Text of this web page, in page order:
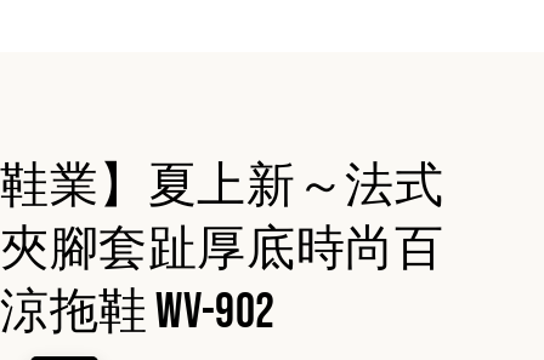
業】夏上新～法式
腳套趾厚底時尚百
拖鞋 WV-902